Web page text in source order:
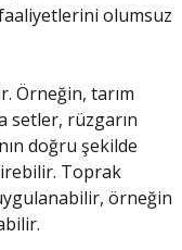
olumsuz
Örneğin, tarım
setler, rüzgarın
doğru şekilde
Toprak
örneğin